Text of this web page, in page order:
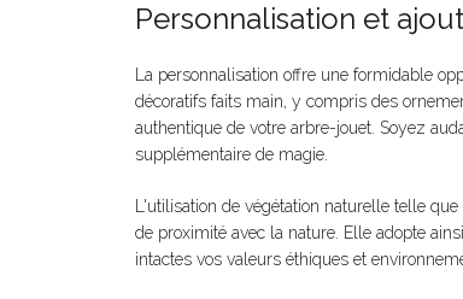
Personnalisation et
La personnalisation offre une formidable
décoratifs faits main, y compris des
authentique de votre arbre-jouet. Soyez
supplémentaire de magie.
L'utilisation de végétation naturelle telle
de proximité avec la nature. Elle adopte
intactes vos valeurs éthiques et